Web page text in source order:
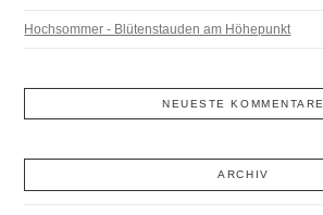
Hochsommer - Blütenstauden am Höhepunkt
NEUESTE KOMMENTARE
ARCHIV